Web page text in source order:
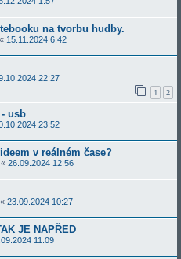
na tvorbu hudby.
« 15.11.2024 6:42
22:27
1 2
usb
23:52
v reálném čase?
« 26.09.2024 12:56
« 23.09.2024 10:27
JE NAPŘED
11:09